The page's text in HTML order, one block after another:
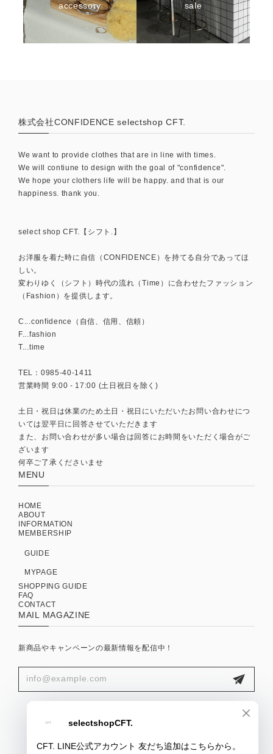
accessory sale
株式会社CONFIDENCE selectshop CFT.
We want to provide clothes that are in line with times.
We will contiune to design with the goal of "confidence".
We hope your clothers life will be happy. and that is our
happiness. thank you.
select shop CFT.【シフト.】
お洋服を着た時に自信（CONFIDENCE）を持てる自分であってほ
しい。
変わりゆく（シフト）時代の流れ（Time）に合わせたファッション
（Fashion）を提供します。
C...confidence（自信、信用、信頼）
F...fashion
T...time
TEL：0985-40-1411
営業時間 9:00 - 17:00 (土日祝日を除く)
土日・祝日は休業のため土日・祝日にいただいたお問い合わせにつ
いては翌平日に回答させていただきます
また、お問い合わせが多い場合は回答にお時間をいただく場合がご
ざいます
何卒ご了承くださいませ
MENU
HOME
ABOUT
INFORMATION
MEMBERSHIP
GUIDE
MYPAGE
SHOPPING GUIDE
FAQ
CONTACT
MAIL MAGAZINE
新商品やキャンペーンの最新情報を配信中！